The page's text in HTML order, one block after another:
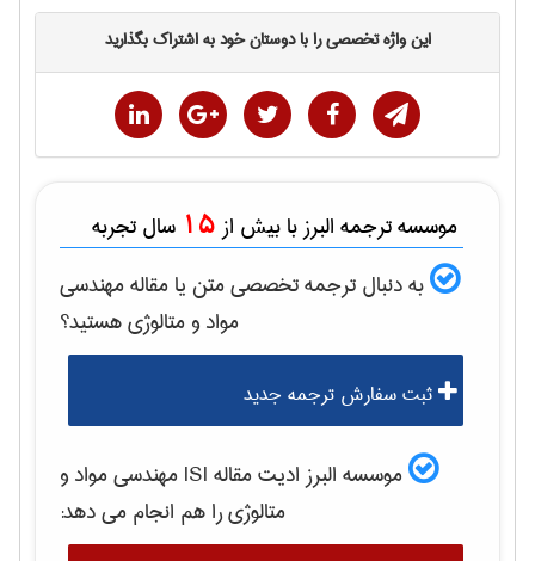
این واژه تخصصی را با دوستان خود به اشتراک بگذارید
موسسه ترجمه البرز با بیش از 15 سال تجربه
به دنبال ترجمه تخصصی متن یا مقالهمهندسی
مواد و متالوژیهستید؟
ثبت سفارش ترجمه جدید
موسسه البرز ادیت مقاله ISI
مهندسی مواد و
متالوژیرا هم انجام می دهد: